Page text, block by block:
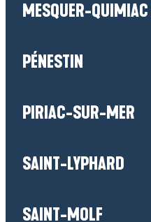
MESQUER-QUIMIAC
PÉNESTIN
PIRIAC-SUR-MER
SAINT-LYPHARD
SAINT-MOLF
in die Welt der
und Apitherapie
begehbaren Bienenstock
ergänzt.